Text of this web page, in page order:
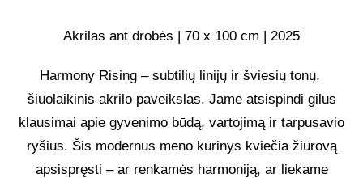
UŽSAKOMIEJI PROJEKTAI
TAPYBOS PAMOKOS
BIO
Akrilas ant drobės | 70 x 100 cm | 2025
Harmony Rising – subtilių linijų ir šviesių tonų,
šiuolaikinis akrilo paveikslas. Jame atsispindi gilūs
klausimai apie gyvenimo būdą, vartojimą ir tarpusavio
ryšius. Šis modernus meno kūrinys kviečia žiūrovą
apsispręsti – ar renkamės harmoniją, ar liekame